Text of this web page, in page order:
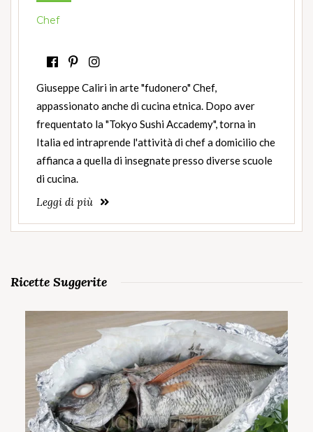
Chef
Giuseppe Caliri in arte "fudonero" Chef,
appassionato anche di cucina etnica. Dopo aver
frequentato la "Tokyo Sushi Accademy", torna in
Italia ed intraprende l'attività di chef a domicilio che
affianca a quella di insegnate presso diverse scuole
di cucina.
Leggi di più
Ricette Suggerite